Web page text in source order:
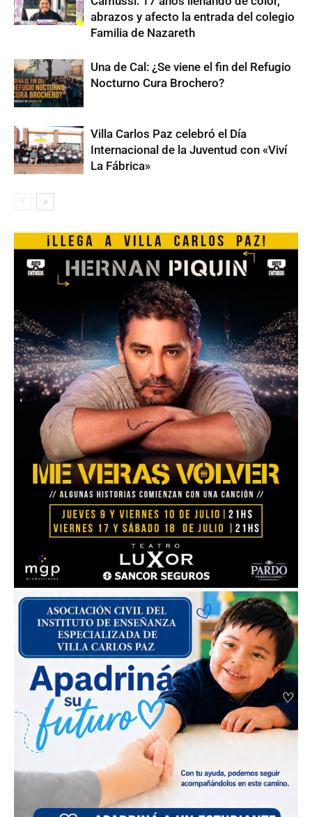
abrazos y afecto la entrada del colegio
Familia de Nazareth
Una de Cal: ¿Se viene el fin del Refugio
Nocturno Cura Brochero?
Villa Carlos Paz celebró el Día
Internacional de la Juventud con «Viví
La Fábrica»